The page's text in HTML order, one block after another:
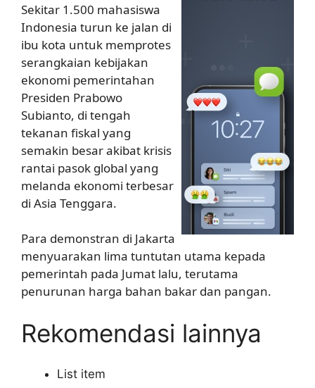
Sekitar 1.500 mahasiswa
Indonesia turun ke jalan di
ibu kota untuk memprotes
serangkaian kebijakan
ekonomi pemerintahan
Presiden Prabowo
Subianto, di tengah
tekanan fiskal yang
semakin besar akibat krisis
rantai pasok global yang
melanda ekonomi terbesar
di Asia Tenggara.
Para demonstran di Jakarta
menyuarakan lima tuntutan utama kepada
pemerintah pada Jumat lalu, terutama
penurunan harga bahan bakar dan pangan.
Rekomendasi lainnya
List item